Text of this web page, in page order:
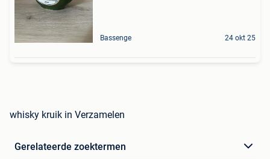
Bassenge 24 okt 25
whisky kruik in Verzamelen
Gerelateerde zoektermen